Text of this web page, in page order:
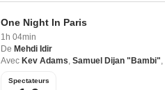
One Night In Paris
1h 04min
De Mehdi Idir
Avec Kev Adams, Samuel Dijan "Bambi",
Spectateurs